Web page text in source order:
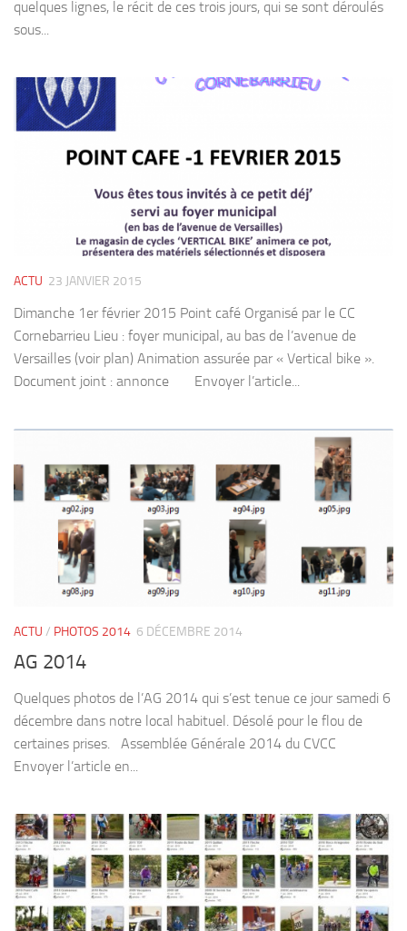
quelques lignes, le récit de ces trois jours, qui se sont déroulés
sous...
ACTU 23 JANVIER 2015
Dimanche 1er février 2015 Point café Organisé par le CC
Cornebarrieu Lieu : foyer municipal, au bas de l’avenue de
Versailles (voir plan) Animation assurée par « Vertical bike ».
Document joint : annonce Envoyer l’article...
ACTU / PHOTOS 2014 6 DÉCEMBRE 2014
AG 2014
Quelques photos de l’AG 2014 qui s’est tenue ce jour samedi 6
décembre dans notre local habituel. Désolé pour le flou de
certaines prises. Assemblée Générale 2014 du CVCC
Envoyer l’article en...